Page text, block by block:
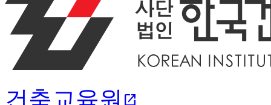
건축교육원 open_in_new